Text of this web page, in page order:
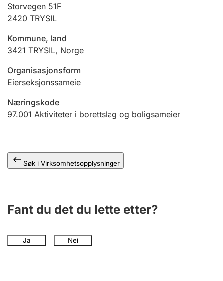
Jeger
Ektepaktveileder
Offentlig sektor
Storvegen 51F
2420 TRYSIL
Kommune, land
3421 TRYSIL, Norge
Organisasjonsform
Eierseksjonssameie
Næringskode
97.001 Aktiviteter i borettslag og boligsameier
Søk i Virksomhetsopplysninger
Fant du det du lette etter?
Ja Nei